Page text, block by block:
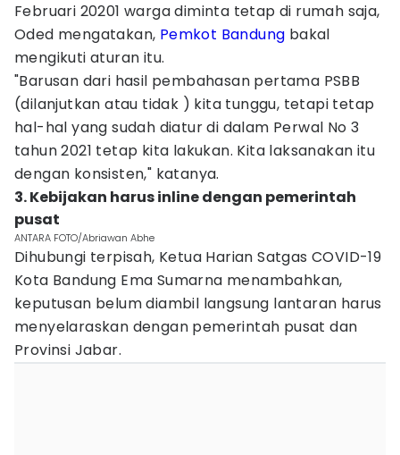
Februari 20201 warga diminta tetap di rumah saja,
Oded mengatakan, Pemkot Bandung bakal
mengikuti aturan itu.
"Barusan dari hasil pembahasan pertama PSBB
(dilanjutkan atau tidak ) kita tunggu, tetapi tetap
hal-hal yang sudah diatur di dalam Perwal No 3
tahun 2021 tetap kita lakukan. Kita laksanakan itu
dengan konsisten," katanya.
3. Kebijakan harus inline dengan pemerintah
pusat
ANTARA FOTO/Abriawan Abhe
Dihubungi terpisah, Ketua Harian Satgas COVID-19
Kota Bandung Ema Sumarna menambahkan,
keputusan belum diambil langsung lantaran harus
menyelaraskan dengan pemerintah pusat dan
Provinsi Jabar.